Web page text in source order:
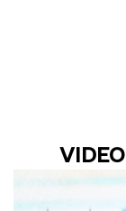
VIDEO